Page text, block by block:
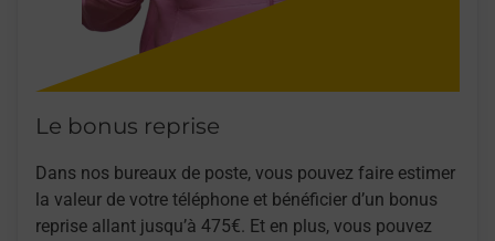
Le bonus reprise
Dans nos bureaux de poste, vous pouvez faire estimer
la valeur de votre téléphone et bénéficier d’un bonus
reprise allant jusqu’à 475€. Et en plus, vous pouvez